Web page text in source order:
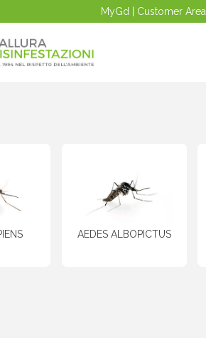
MyGd | Customer Area
AEDES ALBOPICTUS